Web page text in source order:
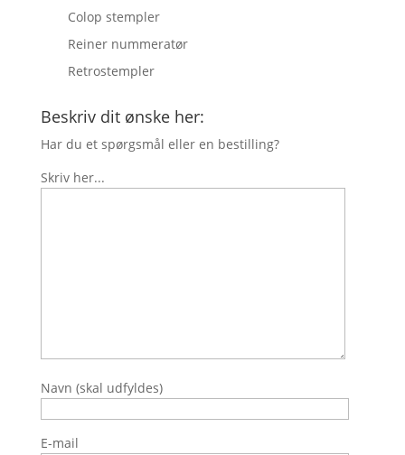
Colop stempler
Reiner nummeratør
Retrostempler
Beskriv dit ønske her:
Har du et spørgsmål eller en bestilling?
Skriv her...
Navn (skal udfyldes)
E-mail